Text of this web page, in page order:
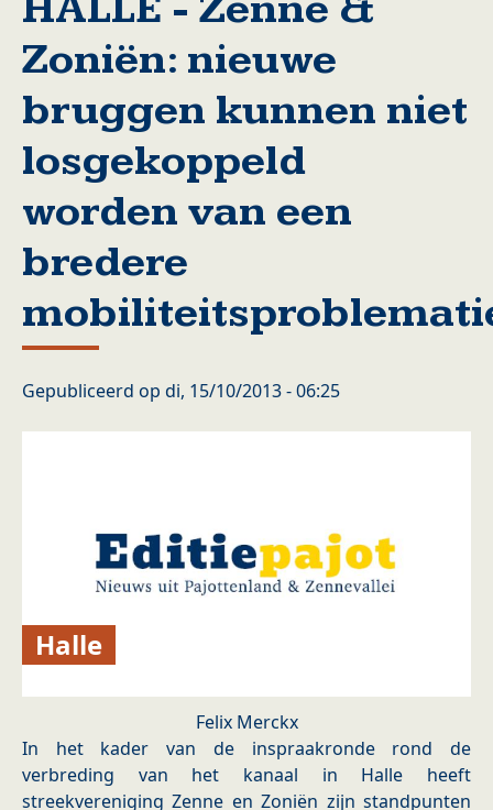
Zoniën: nieuwe
bruggen kunnen niet
losgekoppeld
worden van een
bredere
Gepubliceerd op di, 15/10/2013 - 06:25
Halle
Felix Merckx
In het kader van de inspraakronde rond de
verbreding van het kanaal in Halle heeft
streekvereniging Zenne en Zoniën zijn standpunten